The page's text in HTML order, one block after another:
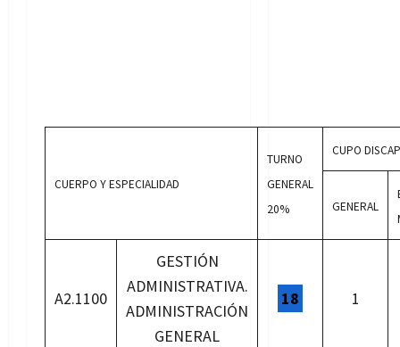
CUERPO Y ESPECIALIDAD
TURNO
GENERAL
20%
CUPO
GENERAL
A2.1100
GESTIÓN
ADMINISTRATIVA.
ADMINISTRACIÓN
GENERAL
18 1